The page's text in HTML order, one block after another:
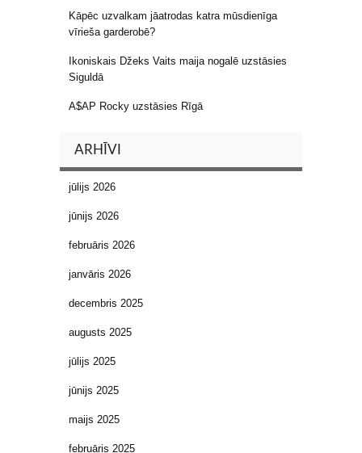
Kāpēc uzvalkam jāatrodas katra mūsdienīga
vīrieša garderobē?
Ikoniskais Džeks Vaits maija nogalē uzstāsies
Siguldā
A$AP Rocky uzstāsies Rīgā
ARHĪVI
jūlijs 2026
jūnijs 2026
februāris 2026
janvāris 2026
decembris 2025
augusts 2025
jūlijs 2025
jūnijs 2025
maijs 2025
februāris 2025